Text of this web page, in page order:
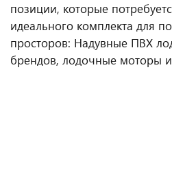
позиции, которые
идеального комплекта для
просторов: Надувные ПВХ
брендов, лодочные моторы и